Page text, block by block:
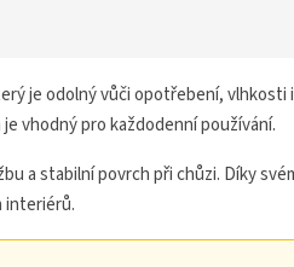
je odolný vůči opotřebení, vlhkosti i
vhodný pro každodenní používání.
a stabilní povrch při chůzi. Díky
interiérů.